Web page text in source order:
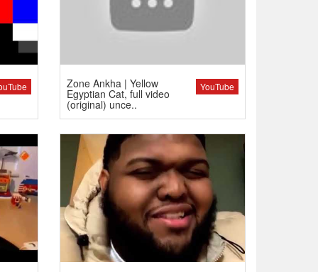
YouTube
Zone Ankha | Yellow
Egyptian Cat, full video
(original) unce..